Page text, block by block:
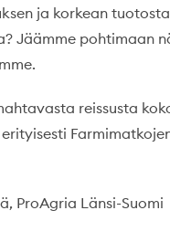
ja korkean
Jäämme pohtimaan
reissusta
ProAgria Länsi-Suomi